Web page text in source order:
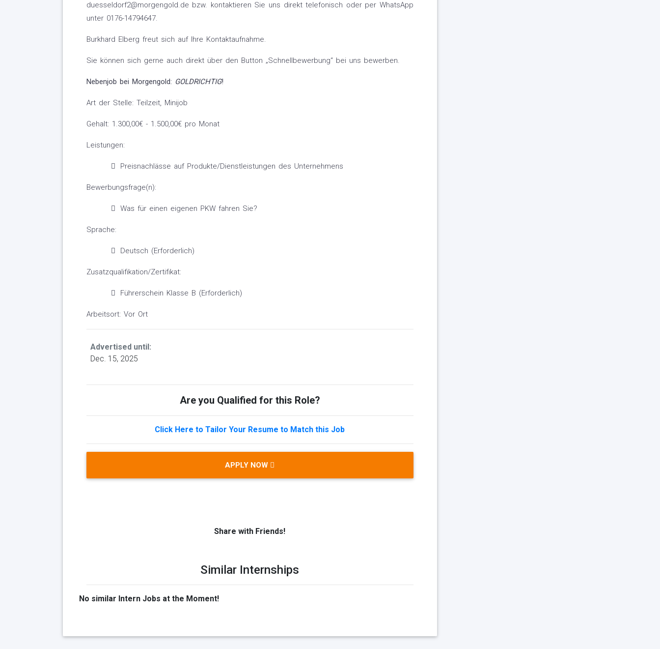
duesseldorf2@morgengold.de bzw. kontaktieren Sie uns direkt telefonisch oder per WhatsApp
unter 0176-14794647.
Burkhard Elberg freut sich auf Ihre Kontaktaufnahme.
Sie können sich gerne auch direkt über den Button „Schnellbewerbung“ bei uns bewerben.
Nebenjob bei Morgengold: GOLDRICHTIG!
Art der Stelle: Teilzeit, Minijob
Gehalt: 1.300,00€ - 1.500,00€ pro Monat
Leistungen:
Preisnachlässe auf Produkte/Dienstleistungen des Unternehmens
Bewerbungsfrage(n):
Was für einen eigenen PKW fahren Sie?
Sprache:
Deutsch (Erforderlich)
Zusatzqualifikation/Zertifikat:
Führerschein Klasse B (Erforderlich)
Arbeitsort: Vor Ort
Advertised until:
Dec. 15, 2025
Are you Qualified for this Role?
Click Here to Tailor Your Resume to Match this Job
APPLY NOW
Share with Friends!
Similar Internships
No similar Intern Jobs at the Moment!